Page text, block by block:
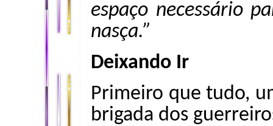
espaço necessário
nasça.”
Deixando Ir
Primeiro que tudo,
brigada dos